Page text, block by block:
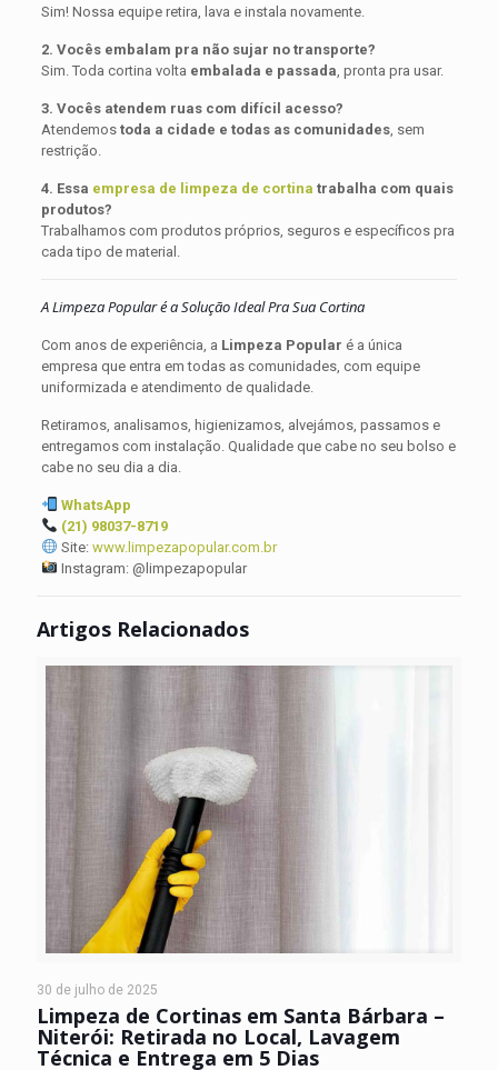
Sim! Nossa equipe retira, lava e instala novamente.
2. Vocês embalam pra não sujar no transporte?
Sim. Toda cortina volta embalada e passada , pronta pra usar.
3. Vocês atendem ruas com difícil acesso?
Atendemos toda a cidade e todas as comunidades, sem
restrição.
4. Essa empresa de limpeza de cortina trabalha com quais
produtos?
Trabalhamos com produtos próprios, seguros e específicos pra
cada tipo de material.
A Limpeza Popular é a Solução Ideal Pra Sua Cortina
Com anos de experiência, a Limpeza Popular é a única
empresa que entra em todas as comunidades, com equipe
uniformizada e atendimento de qualidade.
Retiramos, analisamos, higienizamos, alvejámos, passamos e
entregamos com instalação. Qualidade que cabe no seu bolso e
cabe no seu dia a dia.
WhatsApp
(21) 98037-8719
Site: www.limpezapopular.com.br
Instagram: @limpezapopular
Artigos Relacionados
30 de julho de 2025
Limpeza de Cortinas em Santa Bárbara –
Niterói: Retirada no Local, Lavagem
Técnica e Entrega em 5 Dias